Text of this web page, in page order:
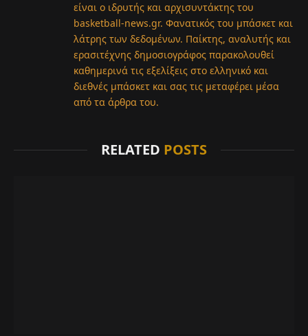
είναι ο ιδρυτής και αρχισυντάκτης του
basketball-news.gr. Φανατικός του μπάσκετ και
λάτρης των δεδομένων. Παίκτης, αναλυτής και
ερασιτέχνης δημοσιογράφος παρακολουθεί
καθημερινά τις εξελίξεις στο ελληνικό και
διεθνές μπάσκετ και σας τις μεταφέρει μέσα
από τα άρθρα του.
RELATED POSTS